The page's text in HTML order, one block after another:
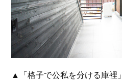
▲「格子で公私を分ける庫裡